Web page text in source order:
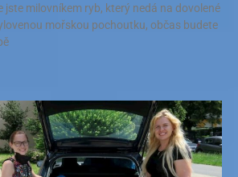
jste milovníkem ryb, který nedá na dovolené
mořskou pochoutku, občas budete